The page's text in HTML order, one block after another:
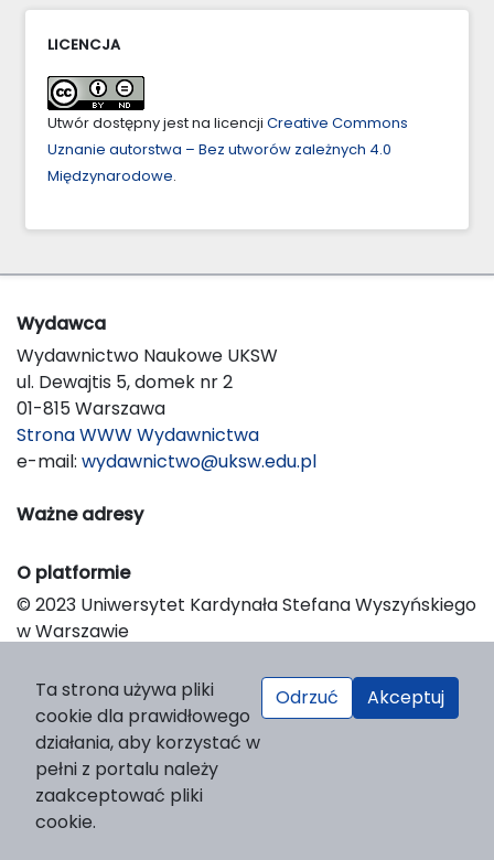
LICENCJA
Utwór dostępny jest na licencji Creative Commons
Uznanie autorstwa – Bez utworów zależnych 4.0
Międzynarodowe.
Wydawca
Wydawnictwo Naukowe UKSW
ul. Dewajtis 5, domek nr 2
01-815 Warszawa
Strona WWW Wydawnictwa
e-mail: wydawnictwo@uksw.edu.pl
Ważne adresy
O platformie
© 2023 Uniwersytet Kardynała Stefana Wyszyńskiego
w Warszawie
Platform & Workflow by OJS/PKP
Ta strona używa pliki
cookie dla prawidłowego
działania, aby korzystać w
pełni z portalu należy
zaakceptować pliki
cookie.
Odrzuć Akceptuj